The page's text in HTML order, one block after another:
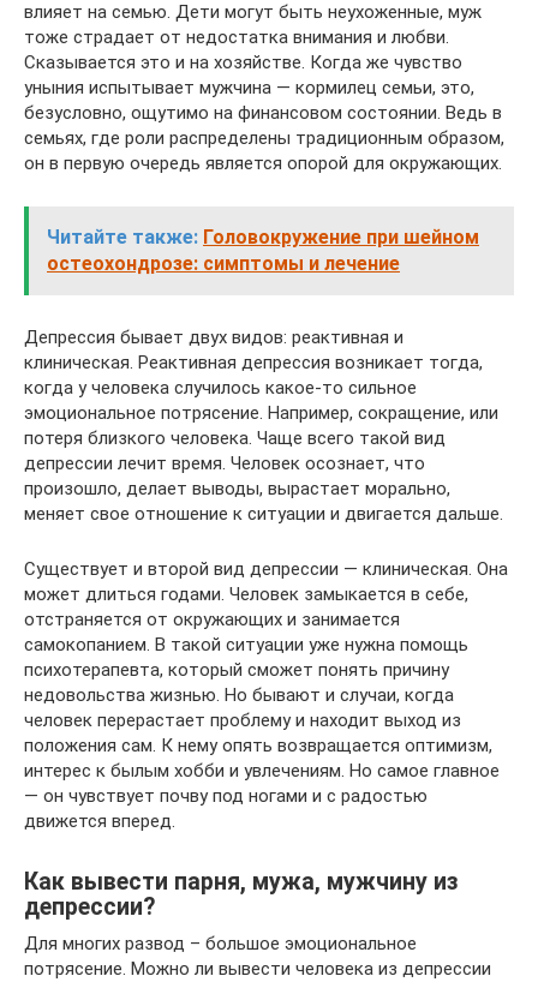
влияет на семью. Дети могут быть неухоженные, муж
тоже страдает от недостатка внимания и любви.
Сказывается это и на хозяйстве. Когда же чувство
уныния испытывает мужчина — кормилец семьи, это,
безусловно, ощутимо на финансовом состоянии. Ведь в
семьях, где роли распределены традиционным образом,
он в первую очередь является опорой для окружающих.
Читайте также: Головокружение при шейном
остеохондрозе: симптомы и лечение
Депрессия бывает двух видов: реактивная и
клиническая. Реактивная депрессия возникает тогда,
когда у человека случилось какое-то сильное
эмоциональное потрясение. Например, сокращение, или
потеря близкого человека. Чаще всего такой вид
депрессии лечит время. Человек осознает, что
произошло, делает выводы, вырастает морально,
меняет свое отношение к ситуации и двигается дальше.
Существует и второй вид депрессии — клиническая. Она
может длиться годами. Человек замыкается в себе,
отстраняется от окружающих и занимается
самокопанием. В такой ситуации уже нужна помощь
психотерапевта, который сможет понять причину
недовольства жизнью. Но бывают и случаи, когда
человек перерастает проблему и находит выход из
положения сам. К нему опять возвращается оптимизм,
интерес к былым хобби и увлечениям. Но самое главное
— он чувствует почву под ногами и с радостью
движется вперед.
Как вывести парня, мужа, мужчину из
депрессии?
Для многих развод – большое эмоциональное
потрясение. Можно ли вывести человека из депрессии